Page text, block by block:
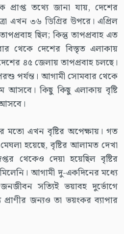
তথ্যে জানা যায়, দেশের
এখন ৩৬ ডিগ্রির উপরে। এপ্রিল
ছিল; কিন্তু তাপপ্রবাহ এত
থেকে দেশের বিস্তৃত এলাকায়
৪৫ জেলায় তাপপ্রবাহ চলছে।
পর্যন্ত। আগামী সোমবার থেকে
আসবে। কিছু কিছু এলাকায় বৃষ্টি
আসবে।
মতো এখন বৃষ্টির অপেক্ষায়। গত
হয়েছে, বৃষ্টির আলামত দেখা
থেকেও দেয়া হয়েছিল বৃষ্টির
মিলেনি। আগামী দু-একদিনের মধ্যে
সত্যিই ভয়াবহ দুর্ভোগে
জন্যও তা ভয়ংকর ব্যাপার